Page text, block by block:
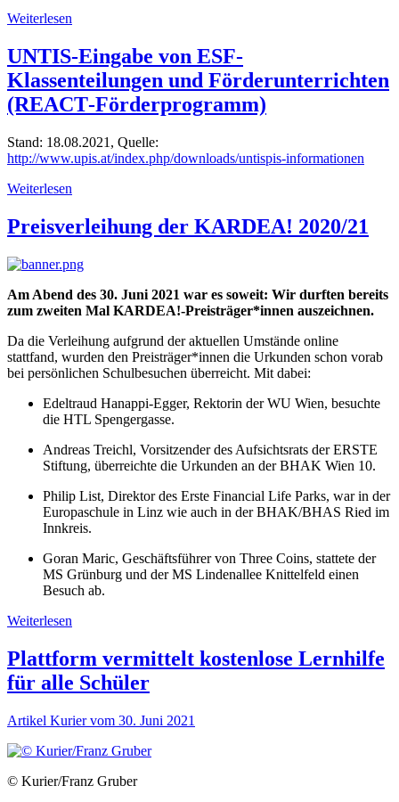
Weiterlesen
UNTIS‐Eingabe von ESF‐
Klassenteilungen und Förderunterrichten
(REACT‐Förderprogramm)
Stand: 18.08.2021, Quelle:
http://www.upis.at/index.php/downloads/untispis-informationen
Weiterlesen
Preisverleihung der KARDEA! 2020/21
Am Abend des 30. Juni 2021 war es soweit: Wir durften bereits
zum zweiten Mal KARDEA!-Preisträger*innen auszeichnen.
Da die Verleihung aufgrund der aktuellen Umstände online
stattfand, wurden den Preisträger*innen die Urkunden schon vorab
bei persönlichen Schulbesuchen überreicht. Mit dabei:
Edeltraud Hanappi-Egger, Rektorin der WU Wien, besuchte
die HTL Spengergasse.
Andreas Treichl, Vorsitzender des Aufsichtsrats der ERSTE
Stiftung, überreichte die Urkunden an der BHAK Wien 10.
Philip List, Direktor des Erste Financial Life Parks, war in der
Europaschule in Linz wie auch in der BHAK/BHAS Ried im
Innkreis.
Goran Maric, Geschäftsführer von Three Coins, stattete der
MS Grünburg und der MS Lindenallee Knittelfeld einen
Besuch ab.
Weiterlesen
Plattform vermittelt kostenlose Lernhilfe
für alle Schüler
Artikel Kurier vom 30. Juni 2021
© Kurier/Franz Gruber